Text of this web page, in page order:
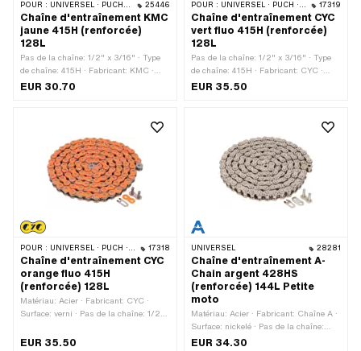
POUR : UNIVERSEL · PUCH · SACHS · PONY / CILO (BÊTA 521 & 512) · ZÜNDAPP BELMONDO · TOMOS · BYE BIKE 25446
Chaîne d'entraînement KMC
jaune 415H (renforcée)
128L
Pas de la chaîne: 1/2" x 3/16" · Type
de chaîne: 415H · Fabricant: KMC ·
Matériau: Acier · Surface: verni ·
1626 mm · Type de cadenas à chaîne:
Fermeture à ressort
EUR 30.70
POUR : UNIVERSEL · PUCH · SACHS · PONY / CILO (BÊTA 521 & 512) · ZÜNDAPP BELMONDO · TOMOS · BYE BIKE 17319
Chaîne d'entraînement CYC
vert fluo 415H (renforcée)
128L
Pas de la chaîne: 1/2" x 3/16" · Type
de chaîne: 415H · Fabricant: CYC ·
Matériau: Acier · Surface: verni ·
1626 mm · Type de cadenas à chaîne:
Fermeture à ressort
EUR 35.50
POUR : UNIVERSEL · PUCH · SACHS · PONY / CILO (BÊTA 521 & 512) · ZÜNDAPP BELMONDO · TOMOS · BYE BIKE 17318
Chaîne d'entraînement CYC
orange fluo 415H
(renforcée) 128L
Matériau: Acier · Fabricant: CYC ·
Surface: verni · Pas de la chaîne: 1/2"
Circonférence de roulement: 1626 mm ·
EUR 35.50
UNIVERSEL 28281
Chaîne d'entraînement A-
Chain argent 428HS
(renforcée) 144L Petite
moto
Matériau: Acier · Fabricant: Chaîne A ·
Surface: nickelé · Pas de la chaîne:
1/2" x 5/16" · Type de chaîne: 428H ·
EUR 34.30